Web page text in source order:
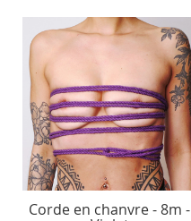
Corde en chanvre - 8m -